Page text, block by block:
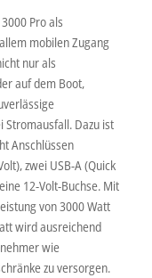
Pro als
mobilen Zugang
nur als
auf dem Boot,
Dazu ist
Anschlüssen
zwei USB-A (Quick
12-Volt-Buchse. Mit
von 3000 Watt
wird ausreichend
wie
zu versorgen.